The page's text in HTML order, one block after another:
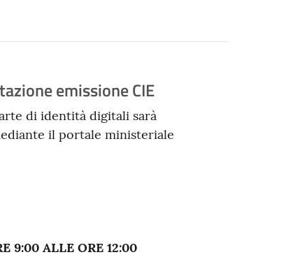
emissione CIE
di identità digitali sarà
il portale ministeriale
9:00 ALLE ORE 12:00